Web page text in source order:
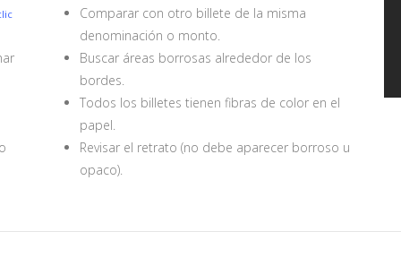
Comparar con otro billete de la misma
denominación o monto.
Buscar áreas borrosas alrededor de los
bordes.
Todos los billetes tienen fibras de color en el
papel.
Revisar el retrato (no debe aparecer borroso u
opaco).